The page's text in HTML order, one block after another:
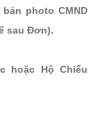
photo CMND
sau Đơn).
hoặc Hộ Chiếu